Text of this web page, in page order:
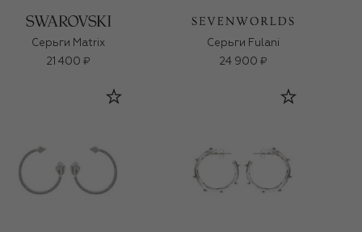
Серьги Matrix
21 400 ₽
Серьги Fulani
24 900 ₽